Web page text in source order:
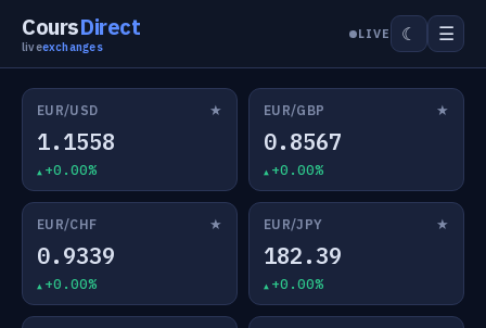
CoursDirect
liveexchanges
LIVE ☾ ☰
EUR/USD ★
1.1558
+0.00%
EUR/GBP ★
0.8567
+0.00%
EUR/CHF ★
0.9339
+0.00%
EUR/JPY ★
182.39
+0.00%